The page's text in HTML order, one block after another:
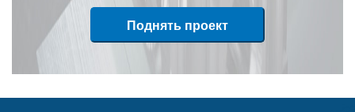
Поднять проект